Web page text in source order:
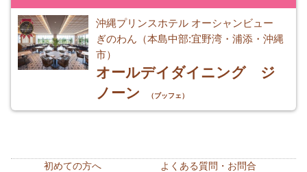
沖縄プリンスホテル オーシャンビュー
ぎのわん（本島中部:宜野湾・浦添・沖縄
市）
オールデイダイニング ジ
ノーン
（ブッフェ）
初めての方へ
よくある質問・お問合